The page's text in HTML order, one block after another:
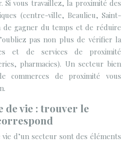
Si vous travaillez, la proximité des
(centre-ville, Beaulieu, Saint-
de gagner du temps et de réduire
pas non plus de vérifier la
et de services de proximité
pharmacies). Un secteur bien
commerces de proximité vous
de vie : trouver le
vie d’un secteur sont des éléments